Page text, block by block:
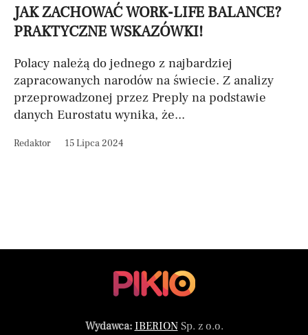
JAK ZACHOWAĆ WORK-LIFE BALANCE?
PRAKTYCZNE WSKAZÓWKI!
Polacy należą do jednego z najbardziej
zapracowanych narodów na świecie. Z analizy
przeprowadzonej przez Preply na podstawie
danych Eurostatu wynika, że...
Redaktor 15 Lipca 2024
Wydawca: IBERIONSp. z o.o.